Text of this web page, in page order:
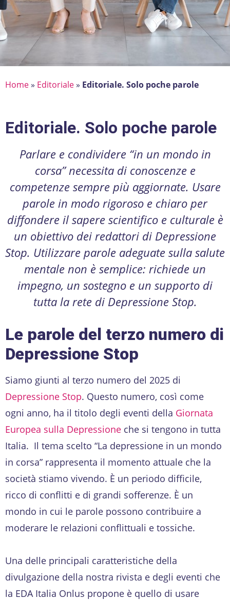
Home» Editoriale» Editoriale. Solo poche parole
Editoriale. Solo poche parole
Parlare e condividere “in un mondo in
corsa” necessita di conoscenze e
competenze sempre più aggiornate. Usare
parole in modo rigoroso e chiaro per
diffondere il sapere scientifico e culturale è
un obiettivo dei redattori di Depressione
Stop. Utilizzare parole adeguate sulla salute
mentale non è semplice: richiede un
impegno, un sostegno e un supporto di
tutta la rete di Depressione Stop.
Le parole del terzo numero di
Depressione Stop
Siamo giunti al terzo numero del 2025 di
Depressione Stop. Questo numero, così come
ogni anno, ha il titolo degli eventi della Giornata
Europea sulla Depressione che si tengono in tutta
Italia. Il tema scelto “La depressione in un mondo
in corsa” rappresenta il momento attuale che la
società stiamo vivendo. È un periodo difficile,
ricco di conflitti e di grandi sofferenze. È un
mondo in cui le parole possono contribuire a
moderare le relazioni conflittuali e tossiche.
Una delle principali caratteristiche della
divulgazione della nostra rivista e degli eventi che
la EDA Italia Onlus propone è quello di usare